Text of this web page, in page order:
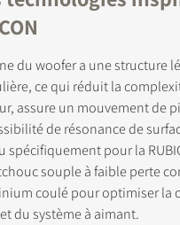
du woofer a une structure
ce qui réduit la
assure un mouvement de
de résonance de
spécifiquement pour la
souple à faible perte
coulé pour optimiser la
du système à aimant.